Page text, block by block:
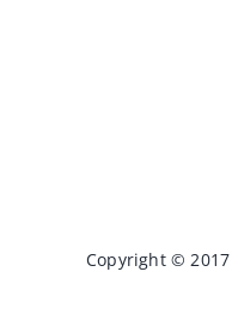
Copyright © 2017